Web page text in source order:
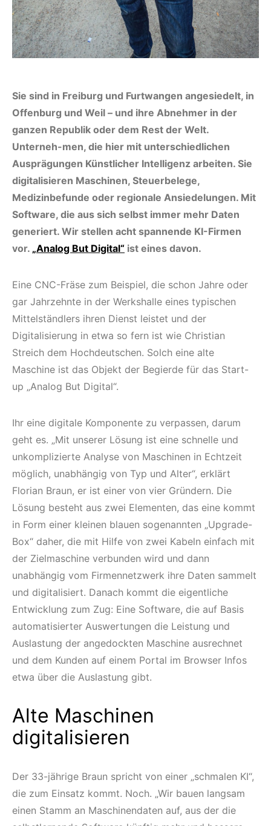
Sie sind in Freiburg und Furtwangen angesiedelt, in
Offenburg und Weil – und ihre Abnehmer in der
ganzen Republik oder dem Rest der Welt.
Unterneh-men, die hier mit unterschiedlichen
Ausprägungen Künstlicher Intelligenz arbeiten. Sie
digitalisieren Maschinen, Steuerbelege,
Medizinbefunde oder regionale Ansiedelungen. Mit
Software, die aus sich selbst immer mehr Daten
generiert. Wir stellen acht spannende KI-Firmen
vor. „Analog But Digital“ ist eines davon.
Eine CNC-Fräse zum Beispiel, die schon Jahre oder
gar Jahrzehnte in der Werkshalle eines typischen
Mittelständlers ihren Dienst leistet und der
Digitalisierung in etwa so fern ist wie Christian
Streich dem Hochdeutschen. Solch eine alte
Maschine ist das Objekt der Begierde für das Start-
up „Analog But Digital“.
Ihr eine digitale Komponente zu verpassen, darum
geht es. „Mit unserer Lösung ist eine schnelle und
unkomplizierte Analyse von Maschinen in Echtzeit
möglich, unabhängig von Typ und Alter“, erklärt
Florian Braun, er ist einer von vier Gründern. Die
Lösung besteht aus zwei Elementen, das eine kommt
in Form einer kleinen blauen sogenannten „Upgrade-
Box“ daher, die mit Hilfe von zwei Kabeln einfach mit
der Zielmaschine verbunden wird und dann
unabhängig vom Firmennetzwerk ihre Daten sammelt
und digitalisiert. Danach kommt die eigentliche
Entwicklung zum Zug: Eine Software, die auf Basis
automatisierter Auswertungen die Leistung und
Auslastung der angedockten Maschine ausrechnet
und dem Kunden auf einem Portal im Browser Infos
etwa über die Auslastung gibt.
Alte Maschinen
digitalisieren
Der 33-jährige Braun spricht von einer „schmalen KI“,
die zum Einsatz kommt. Noch. „Wir bauen langsam
einen Stamm an Maschinendaten auf, aus der die